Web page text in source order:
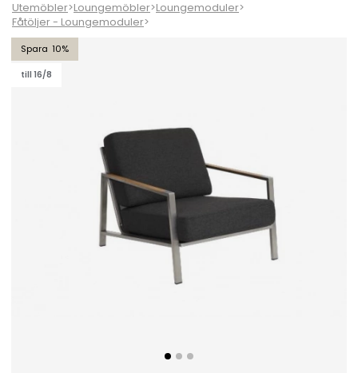
Utemöbler>Loungemöbler>Loungemoduler>
Fåtöljer - Loungemoduler>
10
till 16/8
Naos fåtölj - rostfri/nearly black dyna